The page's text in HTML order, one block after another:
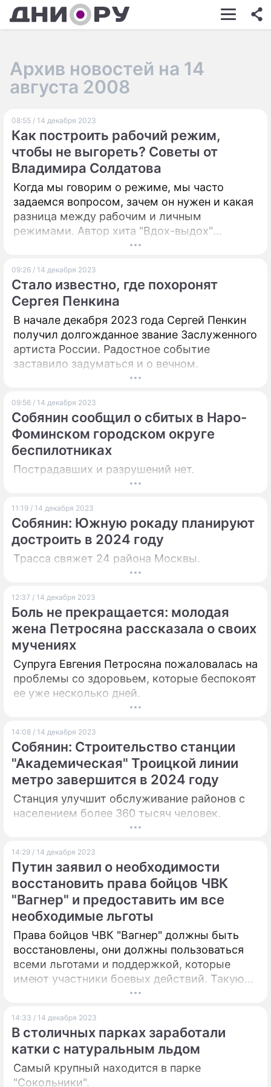
ШОУ-БИЗНЕС
КИНО
ЭКОНОМИКА
СОННИК
СТИЛЬ ЖИЗНИ
ПРЕСС-РЕЛИЗЫ
О ПРОЕКТЕ
Архив новостей на 14
августа 2008
08:55 / 14 декабря 2023
Как построить рабочий режим,
чтобы не выгореть? Советы от
Владимира Солдатова
Когда мы говорим о режиме, мы часто
задаемся вопросом, зачем он нужен и какая
разница между рабочим и личным
режимами. Автор хита "Вдох-выдох"
порассуждал на эту тему.
09:26 / 14 декабря 2023
Стало известно, где похоронят
Сергея Пенкина
В начале декабря 2023 года Сергей Пенкин
получил долгожданное звание Заслуженного
артиста России. Радостное событие
заставило задуматься и о вечном.
09:56 / 14 декабря 2023
Собянин сообщил о сбитых в Наро-
Фоминском городском округе
беспилотниках
Пострадавших и разрушений нет.
11:19 / 14 декабря 2023
Собянин: Южную рокаду планируют
достроить в 2024 году
Трасса свяжет 24 района Москвы.
12:37 / 14 декабря 2023
Боль не прекращается: молодая
жена Петросяна рассказала о своих
мучениях
Супруга Евгения Петросяна пожаловалась на
проблемы со здоровьем, которые беспокоят
ее уже несколько дней.
14:08 / 14 декабря 2023
Собянин: Строительство станции
"Академическая" Троицкой линии
метро завершится в 2024 году
Станция улучшит обслуживание районов с
населением более 360 тысяч человек.
14:29 / 14 декабря 2023
Путин заявил о необходимости
восстановить права бойцов ЧВК
"Вагнер" и предоставить им все
необходимые льготы
Права бойцов ЧВК "Вагнер" должны быть
восстановлены, они должны пользоваться
всеми льготами и поддержкой, которые
имеют участники боевых действий. Такую
точку зрения высказал президент России
14:33 / 14 декабря 2023
В столичных парках заработали
катки с натуральным льдом
Самый крупный находится в парке
"Сокольники".